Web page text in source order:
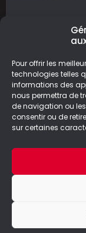
Pour offrir les
technologies telles
informations des
nous permettra de
de navigation ou
consentir ou de
sur certaines
Grâce à
avec
© Le Geek